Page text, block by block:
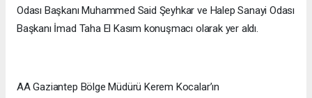
Odası Başkanı Muhammed Said Şeyhkar ve Halep Sanayi Odası
Başkanı İmad Taha El Kasım konuşmacı olarak yer aldı.
AA Gaziantep Bölge Müdürü Kerem Kocalar’ın